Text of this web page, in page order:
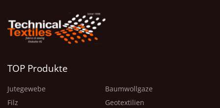
TOP Produkte
Jutegewebe
Filz
Baumwollgaze
Geotextilien